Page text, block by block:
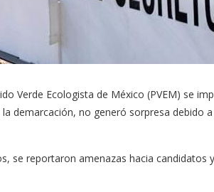
Verde Ecologista de México (PVEM) se
demarcación, no generó sorpresa debido
se reportaron amenazas hacia